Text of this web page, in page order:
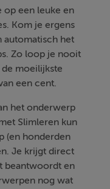
op een leuke en
Kom je ergens
automatisch het
Zo loop je nooit
moeilijkste
een cent.
het onderwerp
Slimleren kun
(en honderden
Je krijgt direct
beantwoordt en
nog wat